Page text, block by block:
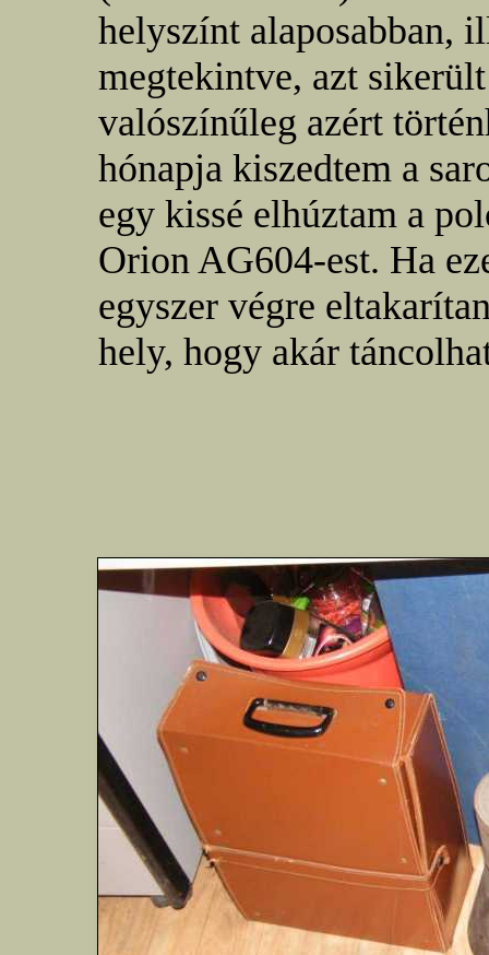
helyszínt alaposabban,
megtekintve, azt
valószínűleg azért
hónapja kiszedtem a
egy kissé elhúztam a
Orion AG604-est. Ha
egyszer végre
hely, hogy akár